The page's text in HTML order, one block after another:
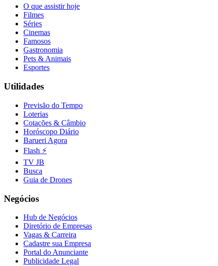
Bragantino
O que assistir hoje
Filmes
Séries
Cinemas
Famosos
Gastronomia
Pets & Animais
Esportes
Utilidades
Previsão do Tempo
Loterias
Cotações & Câmbio
Horóscopo Diário
Barueri Agora
Flash ⚡
TV JB
Busca
Guia de Drones
Negócios
Hub de Negócios
Diretório de Empresas
Vagas & Carreira
Cadastre sua Empresa
Portal do Anunciante
Publicidade Legal